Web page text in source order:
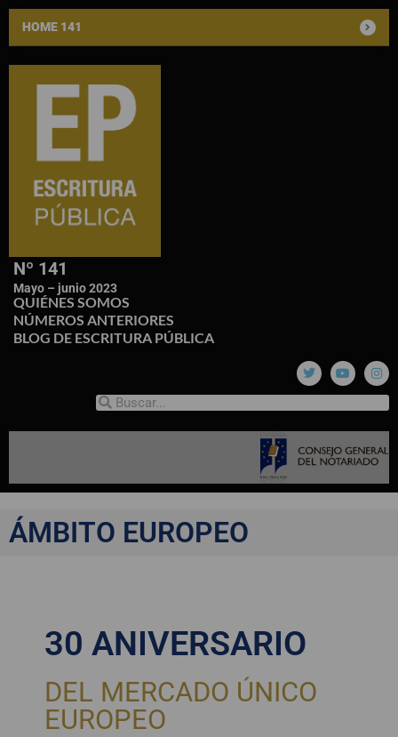
HOME 141
Nº 141
Mayo – junio 2023
QUIÉNES SOMOS
NÚMEROS ANTERIORES
BLOG DE ESCRITURA PÚBLICA
ÁMBITO EUROPEO
30 ANIVERSARIO
DEL MERCADO ÚNICO
EUROPEO